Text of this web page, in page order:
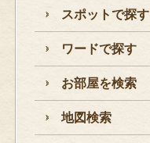
スポットで探す
ワードで探す
お部屋を検索
地図検索